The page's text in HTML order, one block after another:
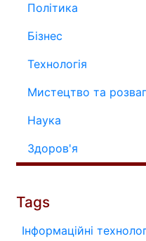
Політика
Бізнес
Технологія
Мистецтво та
Наука
Здоров'я
Tags
Інформаційні